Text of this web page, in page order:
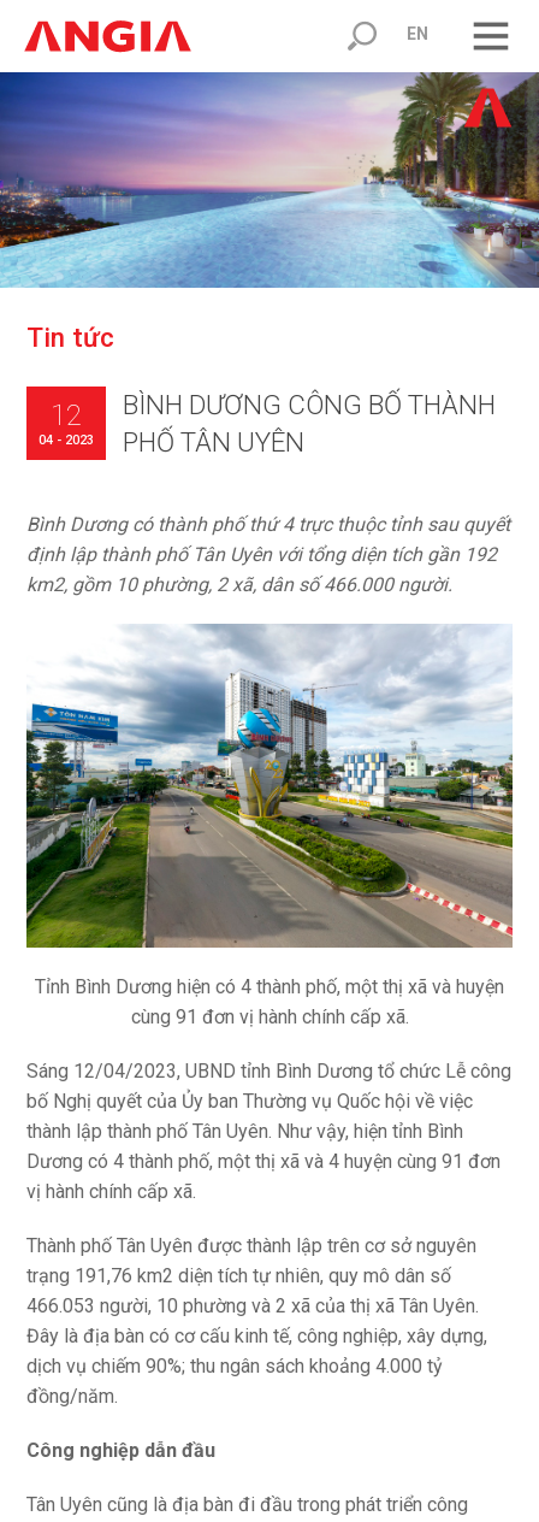
EN
Tin tức
BÌNH DƯƠNG CÔNG BỐ THÀNH
PHỐ TÂN UYÊN
12
04 - 2023
Bình Dương có thành phố thứ 4 trực thuộc tỉnh sau quyết
định lập thành phố Tân Uyên với tổng diện tích gần 192
km2, gồm 10 phường, 2 xã, dân số 466.000 người.
Tỉnh Bình Dương hiện có 4 thành phố, một thị xã và huyện
cùng 91 đơn vị hành chính cấp xã.
Sáng 12/04/2023, UBND tỉnh Bình Dương tổ chức Lễ công
bố Nghị quyết của Ủy ban Thường vụ Quốc hội về việc
thành lập thành phố Tân Uyên. Như vậy, hiện tỉnh Bình
Dương có 4 thành phố, một thị xã và 4 huyện cùng 91 đơn
vị hành chính cấp xã.
Thành phố Tân Uyên được thành lập trên cơ sở nguyên
trạng 191,76 km2 diện tích tự nhiên, quy mô dân số
466.053 người, 10 phường và 2 xã của thị xã Tân Uyên.
Đây là địa bàn có cơ cấu kinh tế, công nghiệp, xây dựng,
dịch vụ chiếm 90%; thu ngân sách khoảng 4.000 tỷ
đồng/năm.
Công nghiệp dẫn đầu
Tân Uyên cũng là địa bàn đi đầu trong phát triển công